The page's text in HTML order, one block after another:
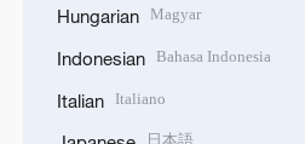
Hungarian Magyar
Indonesian Bahasa Indonesia
Italian Italiano